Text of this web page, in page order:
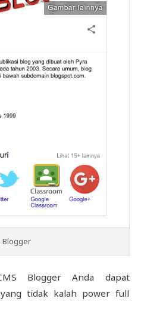
Blogger
Blogger Anda dapat
tidak kalah power full